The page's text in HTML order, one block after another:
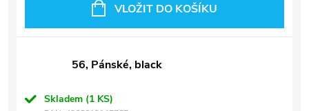
VLOŽIT DO KOŠÍKU
56, Pánské, black
Skladem (1 KS)